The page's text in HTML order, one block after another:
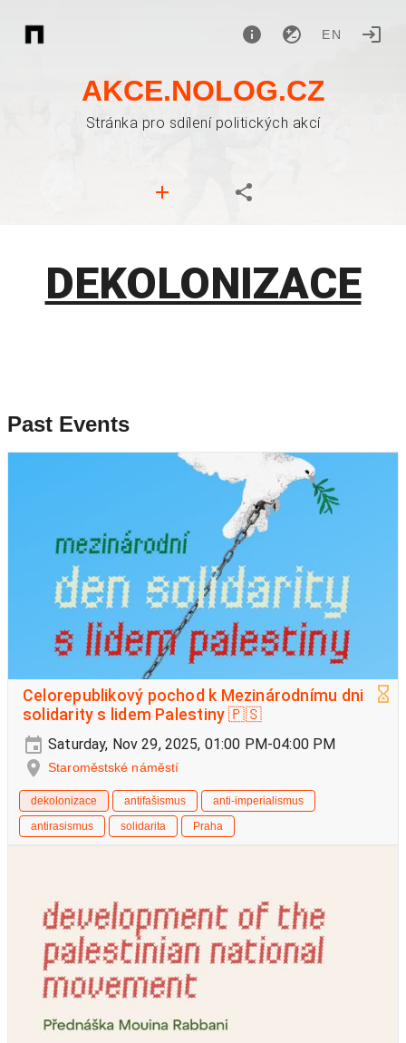
EN
AKCE.NOLOG.CZ
Stránka pro sdílení politických akcí
DEKOLONIZACE
Past Events
Celorepublikový pochod k Mezinárodnímu dni
solidarity s lidem Palestiny 🇵🇸
Saturday, Nov 29, 2025, 01:00 PM-04:00 PM
Staroměstské náměstí
dekolonizace antifašismus
anti-imperialismus
antirasismus
solidarita Praha